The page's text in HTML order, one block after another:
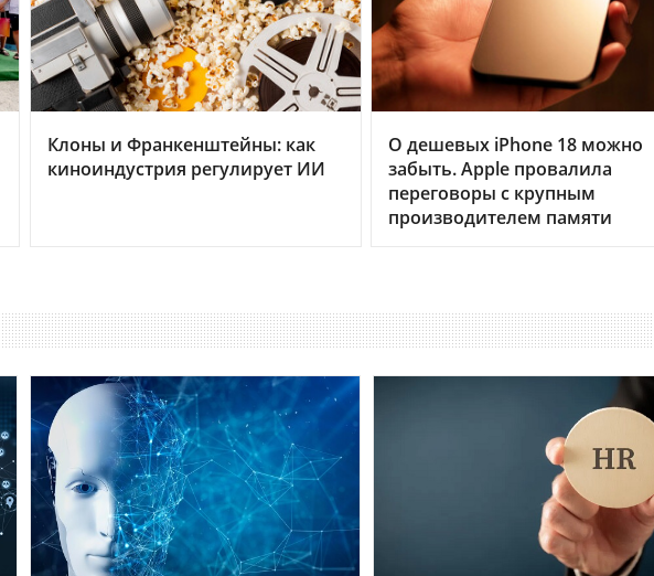
Клоны и Франкенштейны: как
киноиндустрия регулирует ИИ
О дешевых iPhone 18 можно
забыть. Apple провалила
переговоры с крупным
производителем памяти